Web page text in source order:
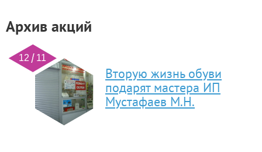
Архив акций
12 11
Вторую жизнь обуви
подарят мастера ИП
Мустафаев М.Н.